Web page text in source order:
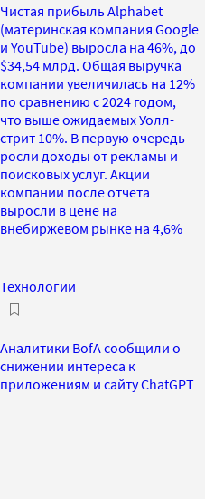
Чистая прибыль Alphabet
(материнская компания Google
и YouTube) выросла на 46%, до
$34,54 млрд. Общая выручка
компании увеличилась на 12%
по сравнению с 2024 годом,
что выше ожидаемых Уолл-
стрит 10%. В первую очередь
росли доходы от рекламы и
поисковых услуг. Акции
компании после отчета
выросли в цене на
внебиржевом рынке на 4,6%
Технологии
Аналитики BofA сообщили о
снижении интереса к
приложениям и сайту ChatGPT